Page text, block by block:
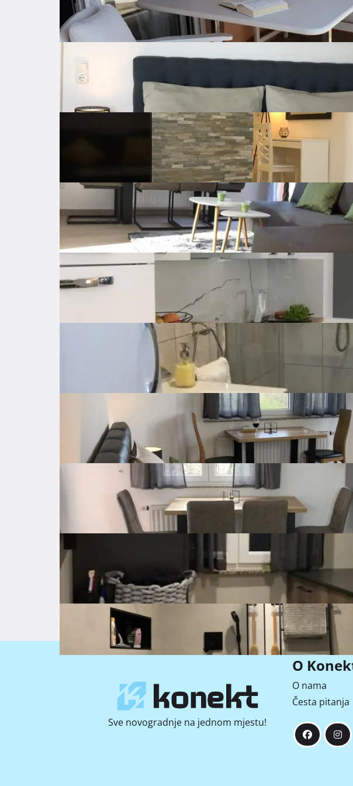
[ K ] Kontaktirajte nas za više informacija i razgledavanje ove
Dostupno od
Odmah
Grijanje
Samostalno
Klima uređaj
Sustav grijanja:
Parking 7 vanjskih
Unutarnje stubište Balkon
Opremljenost nekretnine
Troškovi
Lokacija
Pogled na ulicu
Sve novogradnje na jednom mjestu!
O
O nama
Česta pitanja